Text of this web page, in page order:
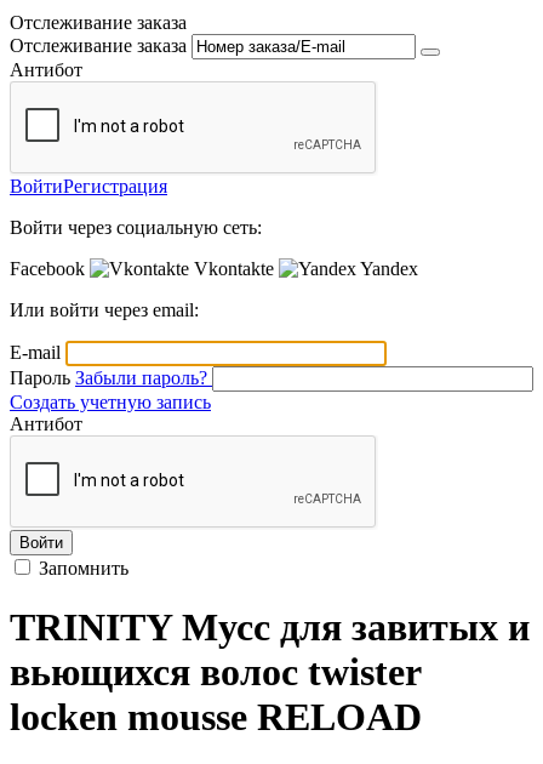
Отслеживание заказа
Отслеживание заказа
Антибот
ВойтиРегистрация
Войти через социальную сеть:
Facebook
Vkontakte
Yandex
Или войти через email:
E-mail
Пароль Забыли пароль?
Создать учетную запись
Антибот
Войти
Запомнить
TRINITY Мусс для завитых и
вьющихся волос twister
locken mousse RELOAD